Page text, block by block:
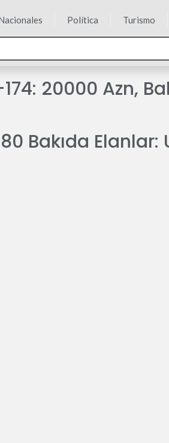
Política Turismo
20000 Azn,
Bakıda Elanlar: